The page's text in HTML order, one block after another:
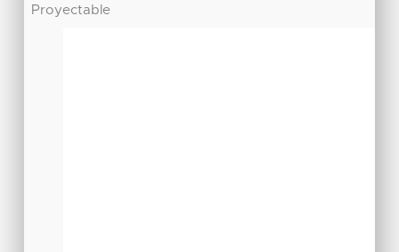
Proyectable